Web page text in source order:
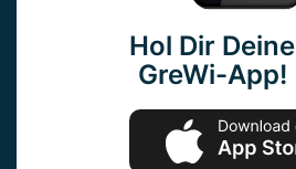
Hol Dir Deine
GreWi-App!